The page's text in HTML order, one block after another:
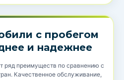
с пробегом
и надежнее
ряд преимуществ по сравнению с
Качественное обслуживание,